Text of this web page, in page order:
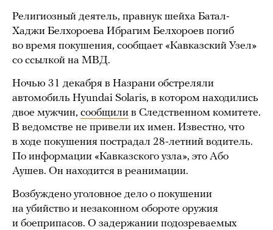
Религиозный деятель, правнук шейха Батал-
Хаджи Белхороева Ибрагим Белхороев погиб
во время покушения, сообщает «Кавказский Узел»
со ссылкой на МВД.
Ночью 31 декабря в Назрани обстреляли
автомобиль Hyundai Solaris, в котором находились
двое мужчин, сообщили в Следственном комитете.
В ведомстве не привели их имен. Известно, что
в ходе покушения пострадал 28-летний водитель.
По информации «Кавказского узла», это Або
Аушев. Он находится в реанимации.
Возбуждено уголовное дело о покушении
на убийство и незаконном обороте оружия
и боеприпасов. О задержании подозреваемых